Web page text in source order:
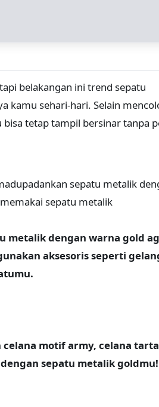
belakangan ini trend sepatu
kamu sehari-hari. Selain
tetap tampil bersinar tanpa
sepatu metalik
sepatu metalik
metalik dengan warna gold
aksesoris seperti
motif army, celana
sepatu metalik goldmu!